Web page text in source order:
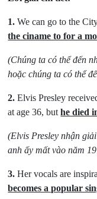
1. We can go to the
the ciname to for a
(Chúng ta có thể đến
hoặc chúng ta có thể
2. Elvis Presley
at age 36, buthe died
(Elvis Presley nhận
anh ấy mất vào năm
3. Her vocals are
becomes a popular